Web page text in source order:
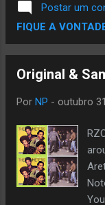
04.
06.
Postar um
FIQUE A
Original &
Por NP - outubro